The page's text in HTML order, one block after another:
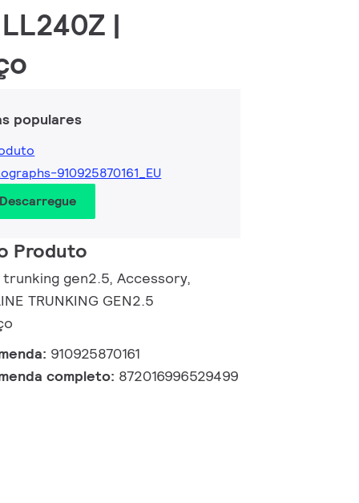
|
populares
910925870161_EU
Produto
gen2.5, Accessory,
TRUNKING GEN2.5
910925870161
completo: 872016996529499